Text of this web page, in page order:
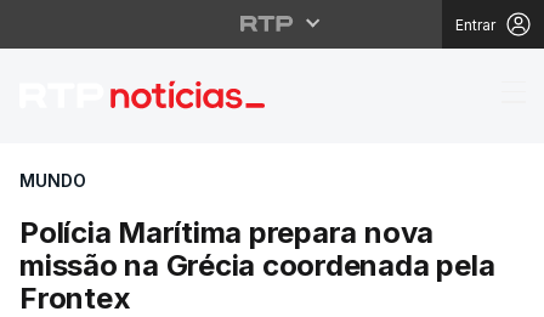
Entrar
Polícia Marítima
MUNDO
Polícia Marítima prepara nova
missão na Grécia coordenada pela
Frontex